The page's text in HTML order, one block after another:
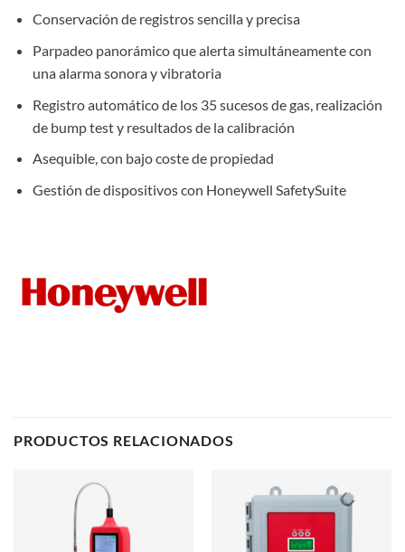
Conservación de registros sencilla y precisa
Parpadeo panorámico que alerta simultáneamente con
una alarma sonora y vibratoria
Registro automático de los 35 sucesos de gas, realización
de bump test y resultados de la calibración
Asequible, con bajo coste de propiedad
Gestión de dispositivos con Honeywell SafetySuite
PRODUCTOS RELACIONADOS